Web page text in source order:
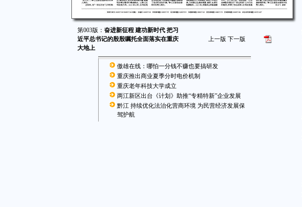
第003版： 奋进新征程 建功新时代 把习
近平总书记的殷殷嘱托全面落实在重庆
大地上
上一版 下一版
傲雄在线：哪怕一分钱不赚也要搞研发
重庆推出商业夏季分时电价机制
重庆老年科技大学成立
两江新区出台《计划》助推“专精特新”企业发展
黔江 持续优化法治化营商环境 为民营经济发展保
驾护航